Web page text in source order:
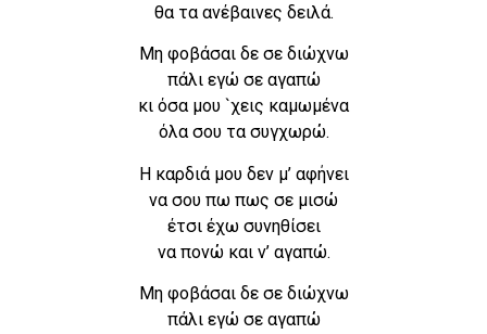
θα τα ανέβαινες δειλά.
Μη φοβάσαι δε σε διώχνω
πάλι εγώ σε αγαπώ
κι όσα μου `χεις καμωμένα
όλα σου τα συγχωρώ.
Η καρδιά μου δεν μ’ αφήνει
να σου πω πως σε μισώ
έτσι έχω συνηθίσει
να πονώ και ν’ αγαπώ.
Μη φοβάσαι δε σε διώχνω
πάλι εγώ σε αγαπώ